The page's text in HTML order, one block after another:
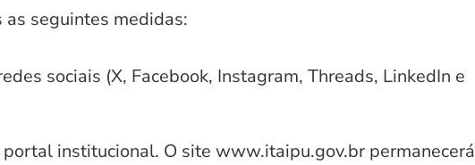
seguintes medidas:
sociais (X, Facebook, Instagram, Threads, LinkedIn e
institucional. O site www.itaipu.gov.br permanecerá